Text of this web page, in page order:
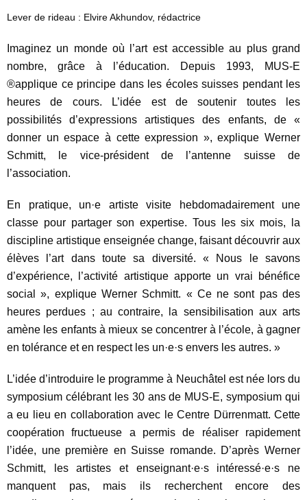
Lever de rideau : Elvire Akhundov, rédactrice
Imaginez un monde où l’art est accessible au plus grand
nombre, grâce à l’éducation. Depuis 1993, MUS-E
®applique ce principe dans les écoles suisses pendant les
heures de cours. L’idée est de soutenir toutes les
possibilités d’expressions artistiques des enfants, de «
donner un espace à cette expression », explique Werner
Schmitt, le vice-président de l’antenne suisse de
l’association.
En pratique, un·e artiste visite hebdomadairement une
classe pour partager son expertise. Tous les six mois, la
discipline artistique enseignée change, faisant découvrir aux
élèves l’art dans toute sa diversité. « Nous le savons
d’expérience, l’activité artistique apporte un vrai bénéfice
social », explique Werner Schmitt. « Ce ne sont pas des
heures perdues ; au contraire, la sensibilisation aux arts
amène les enfants à mieux se concentrer à l’école, à gagner
en tolérance et en respect les un·e·s envers les autres. »
L’idée d’introduire le programme à Neuchâtel est née lors du
symposium célébrant les 30 ans de MUS-E, symposium qui
a eu lieu en collaboration avec le Centre Dürrenmatt. Cette
coopération fructueuse a permis de réaliser rapidement
l’idée, une première en Suisse romande. D’après Werner
Schmitt, les artistes et enseignant·e·s intéressé·e·s ne
manquent pas, mais ils recherchent encore des